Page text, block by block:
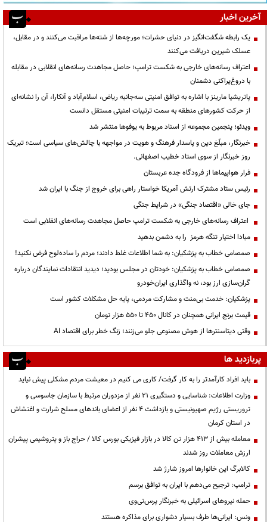
آخرین اخبار
یک رابطه شگفت‌انگیز در دنیای حشرات؛ مورچه‌ها از شته‌ها مراقبت می‌کنند و در مقابل،
عسلک شیرین دریافت می‌کنند
اعتراف رسانه‌های خارجی به شکست ترامپ؛ حاصل مجاهدت رسانه‌های انقلابی در مقابله
با دروغ‌پراکنی دشمنان
پاتریشیا مارینز با اشاره به توافق امنیتی سه‌جانبه ریاض، اسلام‌آباد و آنکارا، آن را نشانه‌ای
از حرکت کشورهای منطقه به سمت ترتیبات امنیتی مستقل دانست
ویدئو؛ پنجمین مجموعه از اسناد مربوط به یوفوها منتشر شد
خبرنگار، مبلّغ دین و پاسدار فرهنگ و هویت در مواجهه با چالش‌های سیاسی است؛ تبریک
روز خبرنگار از سوی استاد خطیب اصفهانی.
فرار هواپیماها از فرودگاه جده عربستان
رئیس ستاد مشترک ارتش آمریکا خواستار راهی برای خروج از جنگ با ایران شد
جای خالی «اقتصاد جنگی» در شرایط جنگی
اعتراف رسانه‌های خارجی به شکست ترامپ حاصل مجاهدت رسانه‌های انقلابی است
مبادا اختیار تنگه هرمز را به دشمن بدهید
صمصامی خطاب به پزشکیان: به شما اطلاعات غلط دادند؛ مردم را ساده‌لوح فرض نکنید!
صمصامی خطاب به پزشکیان: خودتان در مجلس بودید؛ دیدید انتقادات نمایندگان درباره
گران‌سازی ارز بود، نه واگذاری ایران‌خودرو
پزشکیان: خدمت بی‌منت و مشارکت مردمی، پایه حل مشکلات کشور است
قیمت‌ برنج ایرانی همچنان در کانال ۴۵۰ تا ۵۵۰ هزار تومان
وقتی دیتاسنترها از هوش مصنوعی جلو می‌زنند؛ زنگ خطر برای اقتصاد AI
پربازدید ها
باید افراد کارآمدتر را به کار گرفت/ کاری می کنیم در معیشت مردم مشکلی پیش نیاید
وزارت اطلاعات: شناسایی و دستگیری ۲۱ نفر از مزدوران مرتبط با سازمان جاسوسی و
تروریستی رژیم صهیونیستی و بازداشت ۴ نفر از اعضای باندهای مسلح شرارت و اغتشاش
در استان کرمان
معامله بیش از ۴۱۳ هزار تن کالا در بازار فیزیکی بورس کالا / حراج باز و پتروشیمی پیشران
ارزش معاملات روز شدند
کالابرگ این خانوارها امروز شارژ شد
ترامپ: ترجیح می‌دهم با ایران به توافق برسم
حمله نیروهای اسرائیلی به خبرنگار پرس‌تی‌وی
ونس: ایرانی‌ها طرف بسیار دشواری برای مذاکره هستند